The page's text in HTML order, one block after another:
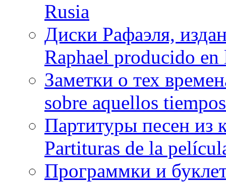
Rusia
Диски Рафаэля,
Raphael producido en
Заметки о тех
sobre aquellos
Партитуры песен из
Partituras de la
Программки и